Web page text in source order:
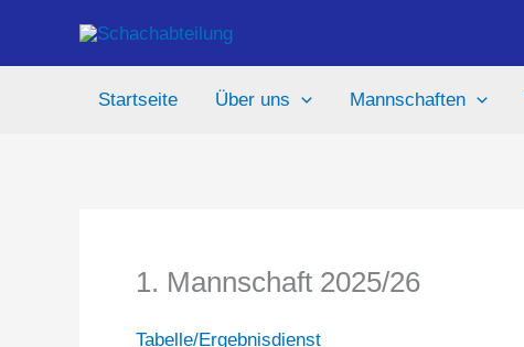
springen
Startseite
Über uns Mannschaften
1. Mannschaft 2025/26
Tabelle/Ergebnisdienst